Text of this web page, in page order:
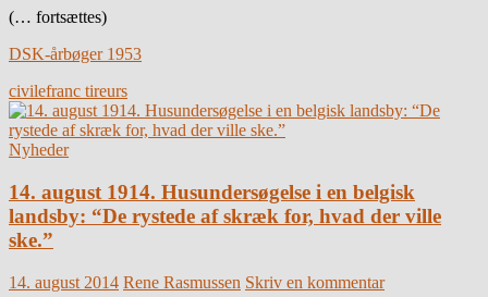
(… fortsættes)
DSK-årbøger 1953
civilefranc tireurs
Nyheder
14. august 1914. Husundersøgelse i en belgisk
landsby: “De rystede af skræk for, hvad der ville
ske.”
14. august 2014 Rene Rasmussen Skriv en kommentar